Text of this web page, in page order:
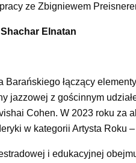
ze Zbigniewem
Shachar Elnatan
Barańskiego łączący
jazzowej z gościnnym
Cohen. W 2023 roku za
w kategorii Artysta Roku
i edukacyjnej